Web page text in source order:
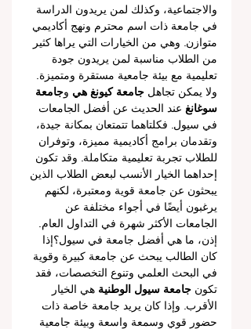
والاجتماعية، وكذلك لمن يريدون الدراسة
في جامعة ذات اسم محترم ونهج أكاديمي
متوازن. وهي من الخيارات التي يراها كثير
من الطلاب مناسبة لمن يريدون جودة
تعليمية مع بيئة جامعية مستقرة ومتميزة.
ولا يمكن تجاهل جامعة كيونغ هي وجامعة
سوغانغ عند الحديث عن أفضل الجامعات
في سيول. فكلتاهما تتمتعان بمكانة جيدة،
وتقدمان برامج أكاديمية مميزة، وتوفران
للطلاب تجربة تعليمية متكاملة. وقد تكون
إحداهما الخيار الأنسب لبعض الطلاب الذين
يبحثون عن جامعة قوية ومعتبرة، لكنهم
يرغبون أيضًا في أجواء مختلفة عن
الجامعات الأكثر شهرة في التداول العام.
إذن، ما هي أفضل جامعة في سيول؟إذا
كان الطالب يبحث عن جامعة كبيرة وقوية
في البحث العلمي وتنوع التخصصات، فقد
تكون جامعة سيول الوطنية هي الخيار
الأقرب. وإذا كان يريد جامعة خاصة ذات
حضور قوي وسمعة واسعة وبيئة جامعية